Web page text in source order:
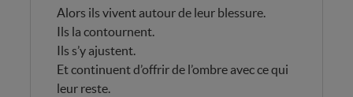
Alors ils vivent autour de leur blessure.
Ils la contournent.
Ils s’y ajustent.
Et continuent d’offrir de l’ombre avec ce qui
leur reste.